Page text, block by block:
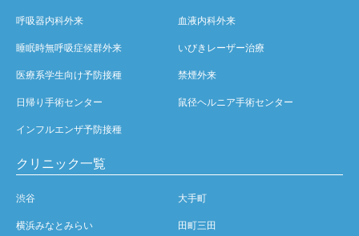
呼吸器内科外来 血液内科外来
睡眠時無呼吸症候群外来 いびきレーザー治療
医療系学生向け予防接種 禁煙外来
日帰り手術センター 鼠径ヘルニア手術センター
インフルエンザ予防接種
クリニック一覧
渋谷 大手町
横浜みなとみらい 田町三田